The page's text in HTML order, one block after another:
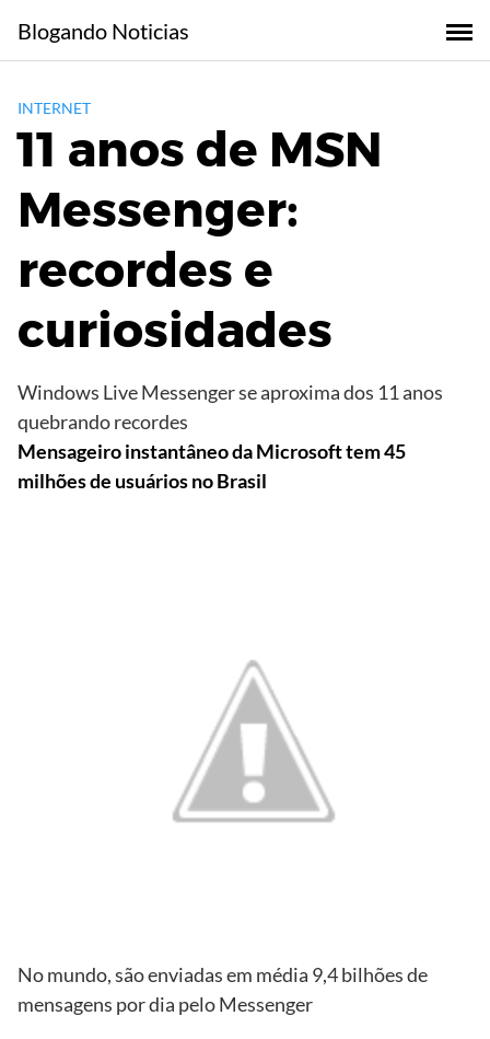
content
Blogando Noticias
INTERNET
11 anos de MSN
Messenger:
recordes e
curiosidades
Windows Live Messenger se aproxima dos 11 anos
quebrando recordes
Mensageiro instantâneo da Microsoft tem 45
milhões de usuários no Brasil
No mundo, são enviadas em média 9,4 bilhões de
mensagens por dia pelo Messenger